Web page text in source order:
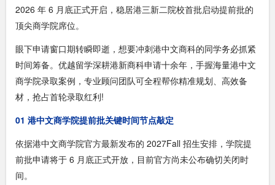
2026 年 6 月底正式开启，稳居港三新二院校首批启动提前批的
顶尖商学院席位。
眼下申请窗口期转瞬即逝，想要冲刺港中文商科的同学务必抓紧
时间筹备。优越留学深耕港新商科申请十余年，手握海量港中文
商学院录取案例，专业顾问团队可全程帮你精准规划、高效备
材，抢占首轮录取红利!
01 港中文商学院提前批关键时间节点敲定
依据港中文商学院官方最新发布的 2027Fall 招生安排，学院提
前批申请将于 6 月底正式开放，目前官方尚未公布确切关闭时
间。